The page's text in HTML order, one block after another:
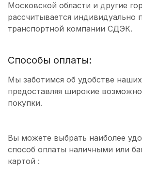
Московской области и другие
рассчитывается индивидуально
транспортной компании СДЭК.
Способы оплаты:
Мы заботимся об удобстве
предоставляя широкие
покупки.
Вы можете выбрать наиболее
способ оплаты наличными или
картой :